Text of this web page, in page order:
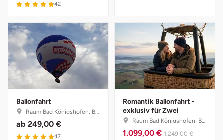
42
Ballonfahrt
Raum Bad Königshofen, Bayern
ab 249,00 €
47
Romantik Ballonfahrt -
exklusiv für Zwei
Raum Bad Königshofen, Bayern
1.099,00 € 1.249,00 €